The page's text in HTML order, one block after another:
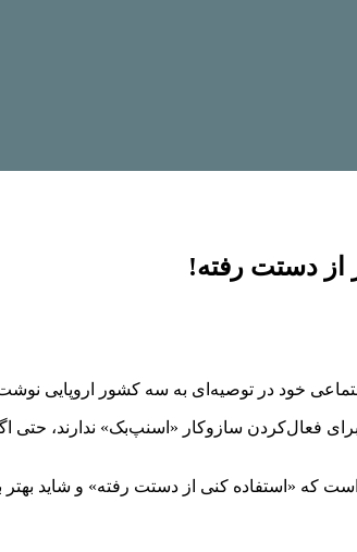
از دستت رفته!
خود در توصیه‌ای به سه کشور اروپایی
فعال‌کردن سازوکار « اسنپ‌بک» ندارند، حتی
«استفاده کنی از دستت رفته» و شاید بهتر